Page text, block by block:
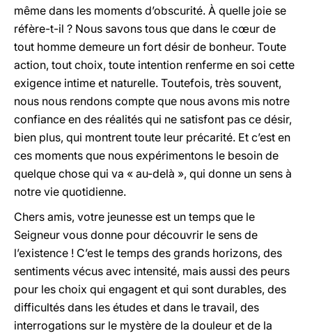
même dans les moments d’obscurité. À quelle joie se
réfère-t-il ? Nous savons tous que dans le cœur de
tout homme demeure un fort désir de bonheur. Toute
action, tout choix, toute intention renferme en soi cette
exigence intime et naturelle. Toutefois, très souvent,
nous nous rendons compte que nous avons mis notre
confiance en des réalités qui ne satisfont pas ce désir,
bien plus, qui montrent toute leur précarité. Et c’est en
ces moments que nous expérimentons le besoin de
quelque chose qui va « au-delà », qui donne un sens à
notre vie quotidienne.
Chers amis, votre jeunesse est un temps que le
Seigneur vous donne pour découvrir le sens de
l’existence ! C’est le temps des grands horizons, des
sentiments vécus avec intensité, mais aussi des peurs
pour les choix qui engagent et qui sont durables, des
difficultés dans les études et dans le travail, des
interrogations sur le mystère de la douleur et de la